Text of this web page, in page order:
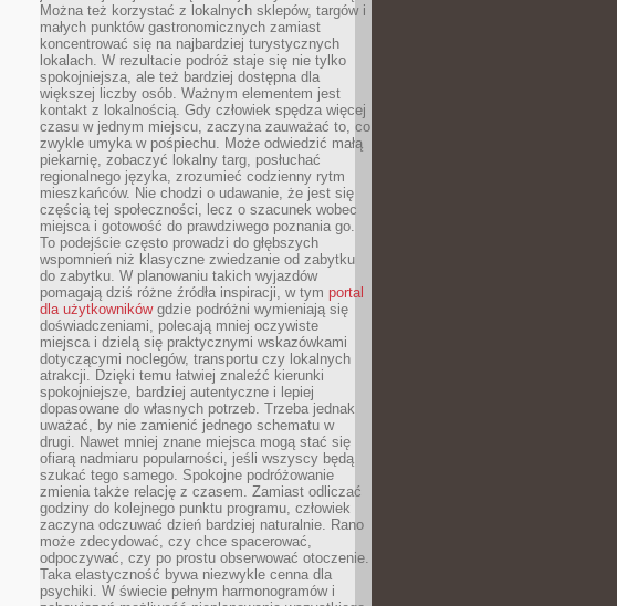
Można też korzystać z lokalnych sklepów, targów i
małych punktów gastronomicznych zamiast
koncentrować się na najbardziej turystycznych
lokalach. W rezultacie podróż staje się nie tylko
spokojniejsza, ale też bardziej dostępna dla
większej liczby osób. Ważnym elementem jest
kontakt z lokalnością. Gdy człowiek spędza więcej
czasu w jednym miejscu, zaczyna zauważać to, co
zwykle umyka w pośpiechu. Może odwiedzić małą
piekarnię, zobaczyć lokalny targ, posłuchać
regionalnego języka, zrozumieć codzienny rytm
mieszkańców. Nie chodzi o udawanie, że jest się
częścią tej społeczności, lecz o szacunek wobec
miejsca i gotowość do prawdziwego poznania go.
To podejście często prowadzi do głębszych
wspomnień niż klasyczne zwiedzanie od zabytku
do zabytku. W planowaniu takich wyjazdów
pomagają dziś różne źródła inspiracji, w tym portal
dla użytkownikówgdzie podróżni wymieniają się
doświadczeniami, polecają mniej oczywiste
miejsca i dzielą się praktycznymi wskazówkami
dotyczącymi noclegów, transportu czy lokalnych
atrakcji. Dzięki temu łatwiej znaleźć kierunki
spokojniejsze, bardziej autentyczne i lepiej
dopasowane do własnych potrzeb. Trzeba jednak
uważać, by nie zamienić jednego schematu w
drugi. Nawet mniej znane miejsca mogą stać się
ofiarą nadmiaru popularności, jeśli wszyscy będą
szukać tego samego. Spokojne podróżowanie
zmienia także relację z czasem. Zamiast odliczać
godziny do kolejnego punktu programu, człowiek
zaczyna odczuwać dzień bardziej naturalnie. Rano
może zdecydować, czy chce spacerować,
odpoczywać, czy po prostu obserwować otoczenie.
Taka elastyczność bywa niezwykle cenna dla
psychiki. W świecie pełnym harmonogramów i